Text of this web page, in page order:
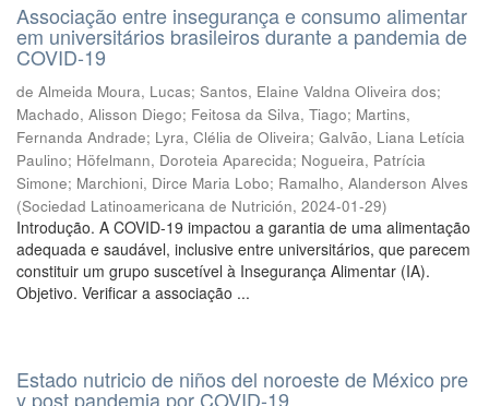
Associação entre insegurança e consumo alimentar
em universitários brasileiros durante a pandemia de
COVID-19
de Almeida Moura, Lucas; Santos, Elaine Valdna Oliveira dos;
Machado, Alisson Diego; Feitosa da Silva, Tiago; Martins,
Fernanda Andrade; Lyra, Clélia de Oliveira; Galvão, Liana Letícia
Paulino; Höfelmann, Doroteia Aparecida; Nogueira, Patrícia
Simone; Marchioni, Dirce Maria Lobo; Ramalho, Alanderson Alves
(Sociedad Latinoamericana de Nutrición, 2024-01-29)
Introdução. A COVID-19 impactou a garantia de uma alimentação
adequada e saudável, inclusive entre universitários, que parecem
constituir um grupo suscetível à Insegurança Alimentar (IA).
Objetivo. Verificar a associação ...
Estado nutricio de niños del noroeste de México pre
y post pandemia por COVID-19